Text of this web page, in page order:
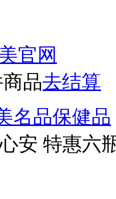
官网
品去结算
名品保健品
安 特惠六